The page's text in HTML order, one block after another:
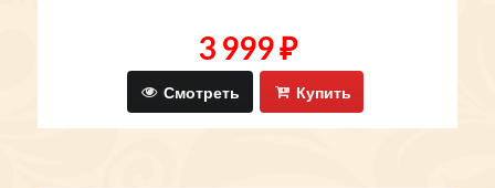
3 999 ₽
Смотреть Купить